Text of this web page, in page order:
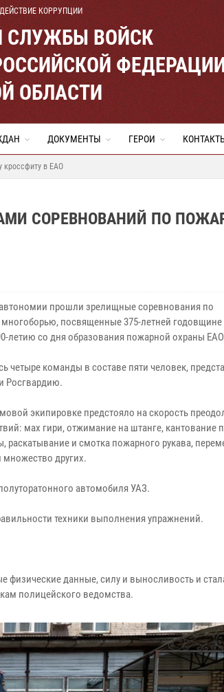
КОРРУПЦИИ
СЛУЖБЫ ВОЙСК
ОБЛАСТИ
ДОКУМЕНТЫ ГЕРОИ
кроссфиту в ЕАО
СОРЕВНОВАНИЙ ПО
прошли зрелищные соревнования по
посвященные 375-летней годовщине
летию со дня образования пожарной охраны
четыре команды в составе пяти человек,
Росгвардию.
экипировке предстояло на скорость
мах гири, отжимание на штанге, кантование
раскатывание и смотка пожарного рукава,
множество других.
автомобиля УАЗ.
техники выполнения упражнений.
физические данные, силу и выносливость и
полицейского ведомства.